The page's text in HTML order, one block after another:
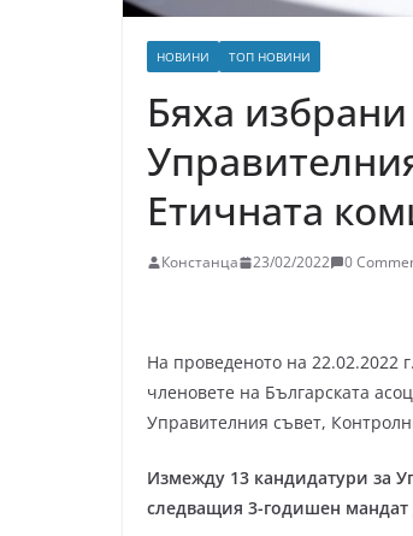
НОВИНИ ТОП НОВИНИ
Бяха
Етичната
Констанца 23/02/2022 0
На проведеното на
членовете на Българската
Управителния съвет,
Измежду 13 кандидатури за
следващия 3-годишен мандат